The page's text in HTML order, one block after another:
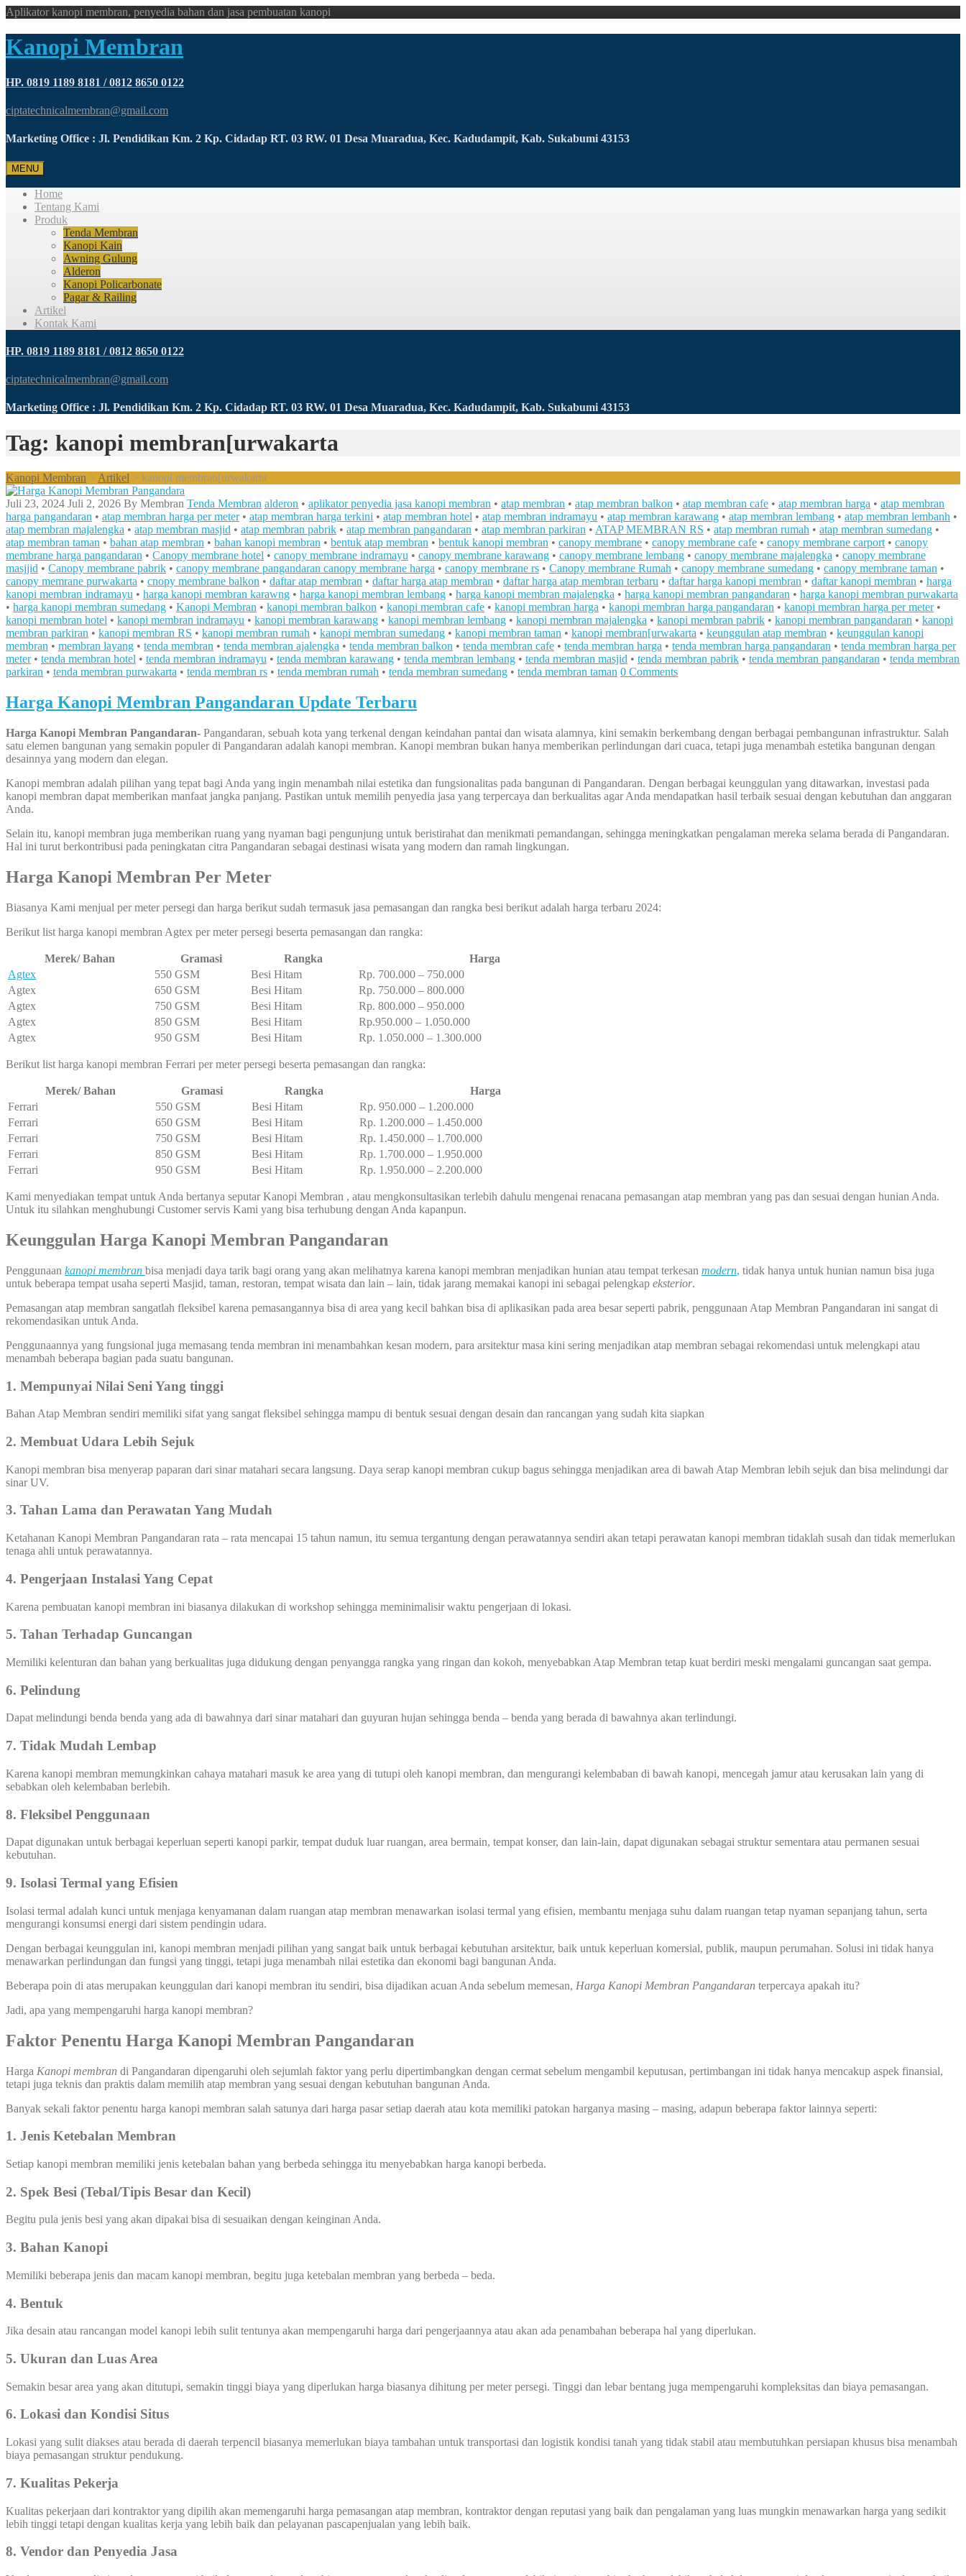
Aplikator kanopi membran, penyedia bahan dan jasa pembuatan kanopi
Kanopi Membran
HP. 0819 1189 8181 / 0812 8650 0122
ciptatechnicalmembran@gmail.com
Marketing Office : Jl. Pendidikan Km. 2 Kp. Cidadap RT. 03 RW. 01 Desa Muaradua, Kec. Kadudampit, Kab. Sukabumi 43153
MENU
Home
Tentang Kami
Produk
Tenda Membran
Kanopi Kain
Awning Gulung
Alderon
Kanopi Policarbonate
Pagar & Railing
Artikel
Kontak Kami
HP. 0819 1189 8181 / 0812 8650 0122
ciptatechnicalmembran@gmail.com
Marketing Office : Jl. Pendidikan Km. 2 Kp. Cidadap RT. 03 RW. 01 Desa Muaradua, Kec. Kadudampit, Kab. Sukabumi 43153
Tag: kanopi membran[urwakarta
Kanopi Membran > Artikel > kanopi membran[urwakarta
Juli 23, 2024 Juli 2, 2026 By Membran Tenda Membran alderon • aplikator penyedia jasa kanopi membran • atap membran • atap membran balkon • atap membran cafe • atap membran harga • atap membran
harga pangandaran • atap membran harga per meter• atap membran harga terkini • atap membran hotel • atap membran indramayu • atap membran karawang • atap membran lembang • atap membran lembanh •
atap membran majalengka • atap membran masjid • atap membran pabrik • atap membran pangandaran • atap membran parkiran • ATAP MEMBRAN RS • atap membran rumah • atap membran sumedang •
atap membran taman • bahan atap membran • bahan kanopi membran • bentuk atap membran • bentuk kanopi membran • canopy membrane • canopy membrane cafe • canopy membrane carport • canopy
membrane harga pangandaran • Canopy membrane hotel • canopy membrane indramayu • canopy membrane karawang • canopy membrane lembang • canopy membrane majalengka • canopy membrane
masjjid • Canopy membrane pabrik • canopy membrane pangandaran canopy membrane harga • canopy membrane rs • Canopy membrane Rumah • canopy membrane sumedang • canopy membrane taman •
canopy memrane purwakarta • cnopy membrane balkon • daftar atap membran • daftar harga atap membran • daftar harga atap membran terbaru • daftar harga kanopi membran • daftar kanopi membran • harga
kanopi membran indramayu • harga kanopi membran karawng • harga kanopi membran lembang • harga kanopi membran majalengka • harga kanopi membran pangandaran • harga kanopi membran purwakarta
• harga kanopi membran sumedang • Kanopi Membran • kanopi membran balkon • kanopi membran cafe • kanopi membran harga • kanopi membran harga pangandaran • kanopi membran harga per meter•
kanopi membran hotel • kanopi membran indramayu • kanopi membran karawang • kanopi membran lembang • kanopi membran majalengka • kanopi membran pabrik • kanopi membran pangandaran • kanopi
membran parkiran • kanopi membran RS • kanopi membran rumah • kanopi membran sumedang • kanopi membran taman • kanopi membran[urwakarta • keunggulan atap membran • keunggulan kanopi
membran • membran layang • tenda membran • tenda membran ajalengka • tenda membran balkon • tenda membran cafe • tenda membran harga • tenda membran harga pangandaran • tenda membran harga per
meter• tenda membran hotel • tenda membran indramayu • tenda membran karawang • tenda membran lembang • tenda membran masjid • tenda membran pabrik • tenda membran pangandaran • tenda membran
parkiran • tenda membran purwakarta • tenda membran rs • tenda membran rumah • tenda membran sumedang • tenda membran taman 0 Comments
Harga Kanopi Membran Pangandaran Update Terbaru
Harga Kanopi Membran Pangandaran- Pangandaran, sebuah kota yang terkenal dengan keindahan pantai dan wisata alamnya, kini semakin berkembang dengan berbagai pembangunan infrastruktur. Salah
satu elemen bangunan yang semakin populer di Pangandaran adalah kanopi membran. Kanopi membran bukan hanya memberikan perlindungan dari cuaca, tetapi juga menambah estetika bangunan dengan
desainnya yang modern dan elegan.
Kanopi membran adalah pilihan yang tepat bagi Anda yang ingin menambah nilai estetika dan fungsionalitas pada bangunan di Pangandaran. Dengan berbagai keunggulan yang ditawarkan, investasi pada
kanopi membran dapat memberikan manfaat jangka panjang. Pastikan untuk memilih penyedia jasa yang terpercaya dan berkualitas agar Anda mendapatkan hasil terbaik sesuai dengan kebutuhan dan anggaran
Anda.
Selain itu, kanopi membran juga memberikan ruang yang nyaman bagi pengunjung untuk beristirahat dan menikmati pemandangan, sehingga meningkatkan pengalaman mereka selama berada di Pangandaran.
Hal ini turut berkontribusi pada peningkatan citra Pangandaran sebagai destinasi wisata yang modern dan ramah lingkungan.
Harga Kanopi Membran Per Meter
Biasanya Kami menjual per meter persegi dan harga berikut sudah termasuk jasa pemasangan dan rangka besi berikut adalah harga terbaru 2024:
Berikut list harga kanopi membran Agtex per meter persegi beserta pemasangan dan rangka:
Merek/ Bahan Gramasi Rangka
Harga
Agtex
550 GSM Besi Hitam
Rp. 700.000 – 750.000
Agtex
650 GSM Besi Hitam
Rp. 750.000 – 800.000
Agtex
750 GSM Besi Hitam
Rp. 800.000 – 950.000
Agtex
850 GSM Besi Hitam
Rp.950.000 – 1.050.000
Agtex
950 GSM Besi Hitam Rp. 1.050.000 – 1.300.000
Berikut list harga kanopi membran Ferrari per meter persegi beserta pemasangan dan rangka:
Merek/ Bahan Gramasi Rangka
Harga
Ferrari
550 GSM Besi Hitam
Rp. 950.000 – 1.200.000
Ferrari
650 GSM Besi Hitam
Rp. 1.200.000 – 1.450.000
Ferrari
750 GSM Besi Hitam
Rp. 1.450.000 – 1.700.000
Ferrari
850 GSM Besi Hitam
Rp. 1.700.000 – 1.950.000
Ferrari
950 GSM Besi Hitam Rp. 1.950.000 – 2.200.000
Kami menyediakan tempat untuk Anda bertanya seputar Kanopi Membran , atau mengkonsultasikan terlebih dahulu mengenai renacana pemasangan atap membran yang pas dan sesuai dengan hunian Anda.
Untuk itu silahkan menghubungi Customer servis Kami yang bisa terhubung dengan Anda kapanpun.
Keunggulan Harga Kanopi Membran Pangandaran
Penggunaan kanopi membran bisa menjadi daya tarik bagi orang yang akan melihatnya karena kanopi membran menjadikan hunian atau tempat terkesan modern, tidak hanya untuk hunian namun bisa juga
untuk beberapa tempat usaha seperti Masjid, taman, restoran, tempat wisata dan lain – lain, tidak jarang memakai kanopi ini sebagai pelengkap eksterior.
Pemasangan atap membran sangatlah fleksibel karena pemasangannya bisa di area yang kecil bahkan bisa di aplikasikan pada area besar seperti pabrik, penggunaan Atap Membran Pangandaran ini sangat di
rekomendasikan untuk Anda.
Penggunaannya yang fungsional juga memasang tenda membran ini menambahkan kesan modern, para arsitektur masa kini sering menjadikan atap membran sebagai rekomendasi untuk melengkapi atau
menambah beberapa bagian pada suatu bangunan.
1. Mempunyai Nilai Seni Yang tinggi
Bahan Atap Membran sendiri memiliki sifat yang sangat fleksibel sehingga mampu di bentuk sesuai dengan desain dan rancangan yang sudah kita siapkan
2. Membuat Udara Lebih Sejuk
Kanopi membran bisa menyerap paparan dari sinar matahari secara langsung. Daya serap kanopi membran cukup bagus sehingga menjadikan area di bawah Atap Membran lebih sejuk dan bisa melindungi dar
sinar UV.
3. Tahan Lama dan Perawatan Yang Mudah
Ketahanan Kanopi Membran Pangandaran rata – rata mencapai 15 tahun namun, itu semua tergantung dengan perawatannya sendiri akan tetapi perawatan kanopi membran tidaklah susah dan tidak memerlukan
tenaga ahli untuk perawatannya.
4. Pengerjaan Instalasi Yang Cepat
Karena pembuatan kanopi membran ini biasanya dilakukan di workshop sehingga meminimalisir waktu pengerjaan di lokasi.
5. Tahan Terhadap Guncangan
Memiliki kelenturan dan bahan yang berkualitas juga didukung dengan penyangga rangka yang ringan dan kokoh, menyebabkan Atap Membran tetap kuat berdiri meski mengalami guncangan saat gempa.
6. Pelindung
Dapat melindungi benda benda yang ada di bawahnya dari sinar matahari dan guyuran hujan sehingga benda – benda yang berada di bawahnya akan terlindungi.
7. Tidak Mudah Lembap
Karena kanopi membran memungkinkan cahaya matahari masuk ke area yang di tutupi oleh kanopi membran, dan mengurangi kelembaban di bawah kanopi, mencegah jamur atau kerusakan lain yang di
sebabkan oleh kelembaban berlebih.
8. Fleksibel Penggunaan
Dapat digunakan untuk berbagai keperluan seperti kanopi parkir, tempat duduk luar ruangan, area bermain, tempat konser, dan lain-lain, dapat digunakan sebagai struktur sementara atau permanen sesuai
kebutuhan.
9. Isolasi Termal yang Efisien
Isolasi termal adalah kunci untuk menjaga kenyamanan dalam ruangan atap membran menawarkan isolasi termal yang efisien, membantu menjaga suhu dalam ruangan tetap nyaman sepanjang tahun, serta
mengurangi konsumsi energi dari sistem pendingin udara.
Dengan berbagai keunggulan ini, kanopi membran menjadi pilihan yang sangat baik untuk berbagai kebutuhan arsitektur, baik untuk keperluan komersial, publik, maupun perumahan. Solusi ini tidak hanya
menawarkan perlindungan dan fungsi yang tinggi, tetapi juga menambah nilai estetika dan ekonomi bagi bangunan Anda.
Beberapa poin di atas merupakan keunggulan dari kanopi membran itu sendiri, bisa dijadikan acuan Anda sebelum memesan, Harga Kanopi Membran Pangandaran terpercaya apakah itu?
Jadi, apa yang mempengaruhi harga kanopi membran?
Faktor Penentu Harga Kanopi Membran Pangandaran
Harga Kanopi membran di Pangandaran dipengaruhi oleh sejumlah faktor yang perlu dipertimbangkan dengan cermat sebelum mengambil keputusan, pertimbangan ini tidak hanya mencakup aspek finansial,
tetapi juga teknis dan praktis dalam memilih atap membran yang sesuai dengan kebutuhan bangunan Anda.
Banyak sekali faktor penentu harga kanopi membran salah satunya dari harga pasar setiap daerah atau kota memiliki patokan harganya masing – masing, adapun beberapa faktor lainnya seperti:
1. Jenis Ketebalan Membran
Setiap kanopi membran memiliki jenis ketebalan bahan yang berbeda sehingga itu menyebabkan harga kanopi berbeda.
2. Spek Besi (Tebal/Tipis Besar dan Kecil)
Begitu pula jenis besi yang akan dipakai bisa di sesuaikan dengan keinginan Anda.
3. Bahan Kanopi
Memiliki beberapa jenis dan macam kanopi membran, begitu juga ketebalan membran yang berbeda – beda.
4. Bentuk
Jika desain atau rancangan model kanopi lebih sulit tentunya akan mempengaruhi harga dari pengerjaannya atau akan ada penambahan beberapa hal yang diperlukan.
5. Ukuran dan Luas Area
Semakin besar area yang akan ditutupi, semakin tinggi biaya yang diperlukan harga biasanya dihitung per meter persegi. Tinggi dan lebar bentang juga mempengaruhi kompleksitas dan biaya pemasangan.
6. Lokasi dan Kondisi Situs
Lokasi yang sulit diakses atau berada di daerah terpencil biasanya memerlukan biaya tambahan untuk transportasi dan logistik kondisi tanah yang tidak stabil atau membutuhkan persiapan khusus bisa menambah
biaya pemasangan struktur pendukung.
7. Kualitas Pekerja
Kualitas pekerjaan dari kontraktor yang dipilih akan memengaruhi harga pemasangan atap membran, kontraktor dengan reputasi yang baik dan pengalaman yang luas mungkin menawarkan harga yang sedikit
lebih tinggi tetapi dengan kualitas kerja yang lebih baik dan pelayanan pascapenjualan yang lebih baik.
8. Vendor dan Penyedia Jasa